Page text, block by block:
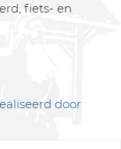
fiets- en
door